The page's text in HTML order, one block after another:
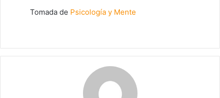
Tomada de Psicología y Mente